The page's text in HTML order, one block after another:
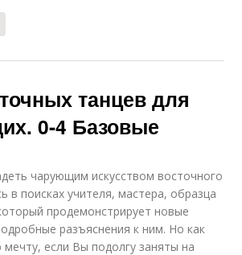
танцев для
0-4 Базовые
чарующим искусством восточного
в поисках учителя, мастера, образца
продемонстрирует новые
разъяснения к ним. Но как
если Вы подолгу заняты на